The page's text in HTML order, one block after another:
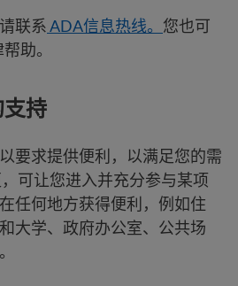
联系ADA信息热线。 您也可
助。
持
要求提供便利，以满足您的需
可让您进入并充分参与某项
任何地方获得便利，例如住
大学、政府办公室、公共场